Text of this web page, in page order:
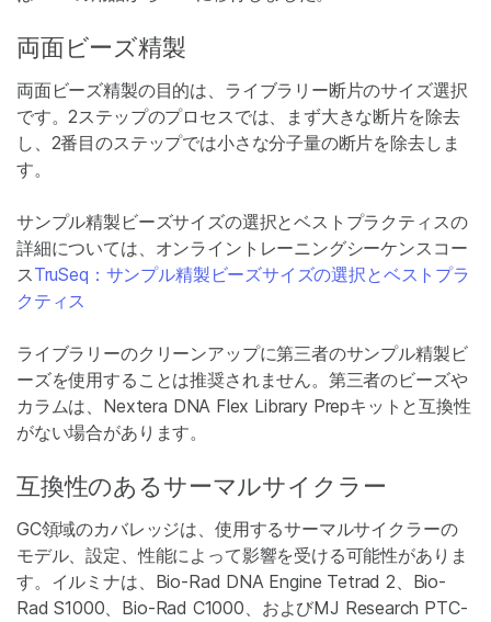
両面ビーズ精製
両面ビーズ精製の目的は、ライブラリー断片のサイズ選択
です。2ステップのプロセスでは、まず大きな断片を除去
し、2番目のステップでは小さな分子量の断片を除去しま
す。
サンプル精製ビーズサイズの選択とベストプラクティスの
詳細については、オンライントレーニングシーケンスコー
スTruSeq：サンプル精製ビーズサイズの選択とベストプラ
クティス
ライブラリーのクリーンアップに第三者のサンプル精製ビ
ーズを使用することは推奨されません。第三者のビーズや
カラムは、Nextera DNA Flex Library Prepキットと互換性
がない場合があります。
互換性のあるサーマルサイクラー
GC領域のカバレッジは、使用するサーマルサイクラーの
モデル、設定、性能によって影響を受ける可能性がありま
す。イルミナは、Bio-Rad DNA Engine Tetrad 2、Bio-
Rad S1000、Bio-Rad C1000、およびMJ Research PTC-